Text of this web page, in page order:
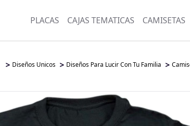
PLACAS CAJAS TEMATICAS CAMISETAS
> Diseños Unicos > Diseños Para Lucir Con Tu Familia >